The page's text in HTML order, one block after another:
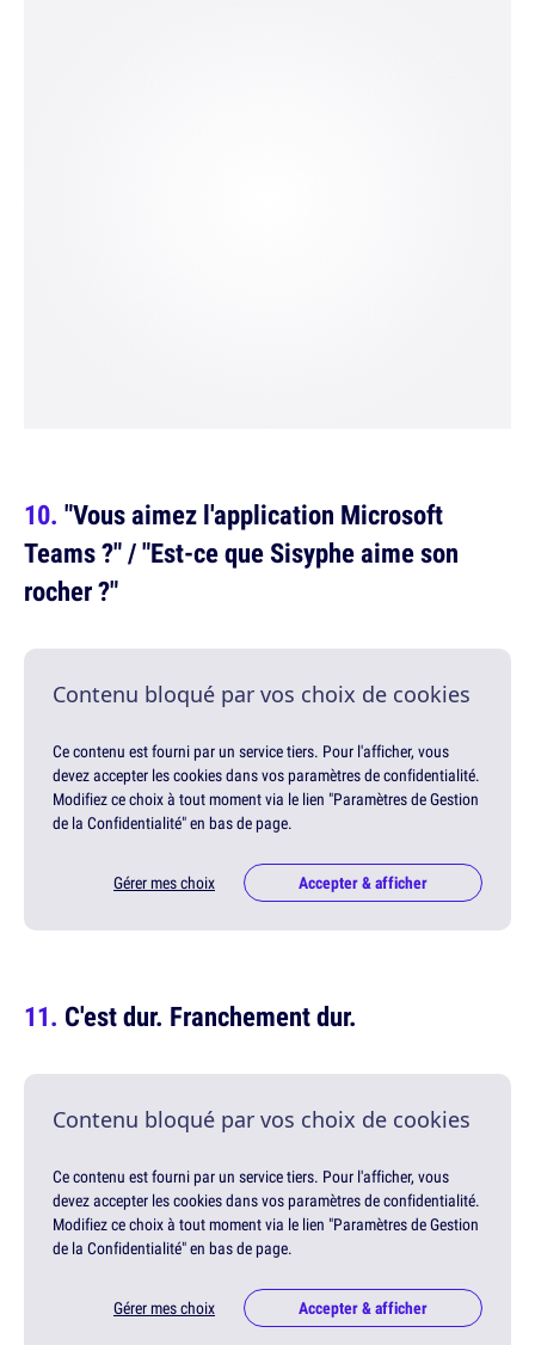
"Vous aimez l'application Microsoft
Teams ?" / "Est-ce que Sisyphe aime son
rocher ?"
Contenu bloqué par vos choix de cookies
Ce contenu est fourni par un service tiers. Pour l'afficher, vous
devez accepter les cookies dans vos paramètres de confidentialité.
Modifiez ce choix à tout moment via le lien "Paramètres de Gestion
de la Confidentialité" en bas de page.
Gérer mes choix Accepter & afficher
C'est dur. Franchement dur.
Contenu bloqué par vos choix de cookies
Ce contenu est fourni par un service tiers. Pour l'afficher, vous
devez accepter les cookies dans vos paramètres de confidentialité.
Modifiez ce choix à tout moment via le lien "Paramètres de Gestion
de la Confidentialité" en bas de page.
Gérer mes choix Accepter & afficher